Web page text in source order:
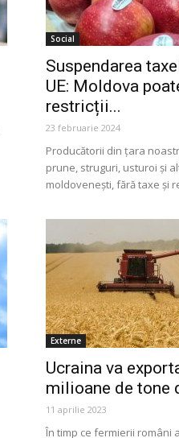
Social
Suspendarea
UE: Moldova
restricții...
23 februarie 2024
Producătorii din ţara
prune, struguri, usturoi și
moldovenești, fără taxe și
Externe
Ucraina va
milioane de tone
11 aprilie 2023
În timp ce fermierii români